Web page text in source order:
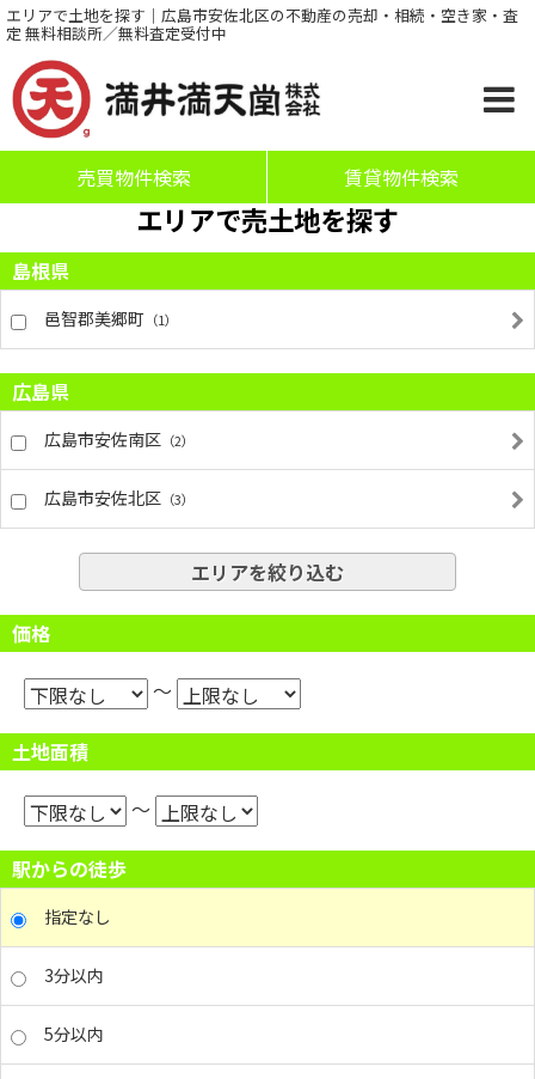
エリアで土地を探す｜広島市安佐北区の不動産の売却・相続・空き家・査
定 無料相談所／無料査定受付中
売買物件検索 賃貸物件検索
エリアで売土地を探す
島根県
邑智郡美郷町 （1）
広島県
広島市安佐南区 （2）
広島市安佐北区 （3）
エリアを絞り込む
価格
～
土地面積
～
駅からの徒歩
指定なし
3分以内
5分以内